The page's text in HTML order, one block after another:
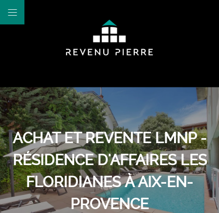
ACHAT ET REVENTE LMNP -
RÉSIDENCE D'AFFAIRES LES
FLORIDIANES À AIX-EN-
PROVENCE